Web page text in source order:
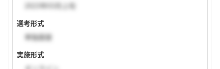
2023年03月上旬
選考形式
単独面接
実施形式